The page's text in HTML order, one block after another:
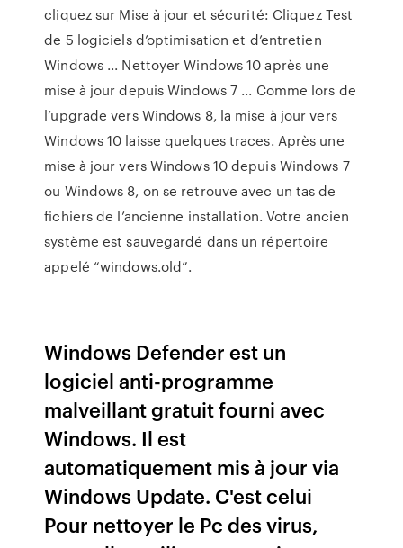
cliquez sur Mise à jour et sécurité: Cliquez Test
de 5 logiciels d’optimisation et d’entretien
Windows ... Nettoyer Windows 10 après une
mise à jour depuis Windows 7 ... Comme lors de
l’upgrade vers Windows 8, la mise à jour vers
Windows 10 laisse quelques traces. Après une
mise à jour vers Windows 10 depuis Windows 7
ou Windows 8, on se retrouve avec un tas de
fichiers de l’ancienne installation. Votre ancien
système est sauvegardé dans un répertoire
appelé “windows.old”.
Windows Defender est un
logiciel anti-programme
malveillant gratuit fourni avec
Windows. Il est
automatiquement mis à jour via
Windows Update. C'est celui
Pour nettoyer le Pc des virus,